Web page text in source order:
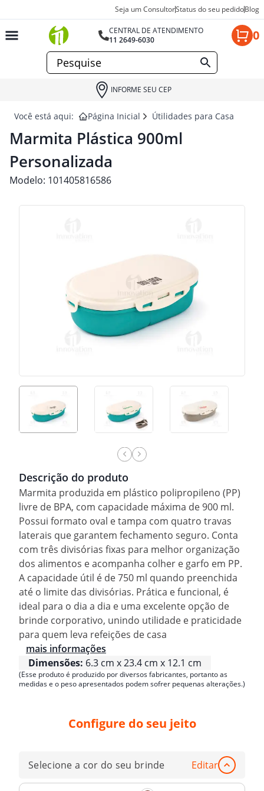
Seja um ConsultorStatus do seu pedidoBlog
CENTRAL DE ATENDIMENTO
11 2649-6030
0
INFORME SEU CEP
Você está aqui: Página Inicial Útilidades para Casa e
Marmita Plástica 900ml
Personalizada
Modelo: 101405816586
Descrição do produto
Marmita produzida em plástico polipropileno (PP)
livre de BPA, com capacidade máxima de 900 ml.
Possui formato oval e tampa com quatro travas
laterais que garantem fechamento seguro. Conta
com três divisórias fixas para melhor organização
dos alimentos e acompanha colher e garfo em PP.
A capacidade útil é de 750 ml quando preenchida
até o limite das divisórias. Prática e funcional, é
ideal para o dia a dia e uma excelente opção de
brinde corporativo, unindo utilidade e praticidade
para quem leva refeições de casa
mais informações
Dimensões: 6.3 cm x 23.4 cm x 12.1 cm
(Esse produto é produzido por diversos fabricantes, portanto as
medidas e o peso apresentados podem sofrer pequenas alterações.)
Configure do seu jeito
Selecione a cor do seu brinde Editar